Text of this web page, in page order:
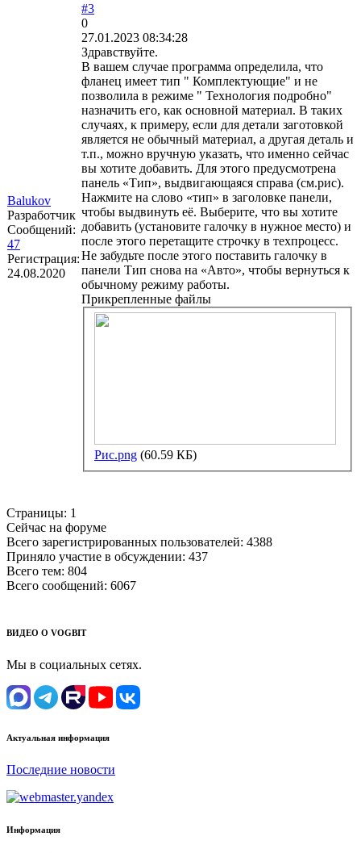
Balukov
Разработчик
Сообщений:
47
Регистрация:
24.08.2020
#3
0
27.01.2023 08:34:28
Здравствуйте.
В вашем случае программа определила, что
фланец имеет тип " Комплектующие" и не
позволила в режиме " Технология подробно"
назначить его, как основной материал. В таких
случаях, к примеру, если для детали заготовкой
является не обычный материал, а другая деталь и
т.п., можно вручную указать, что именно сейчас
вы хотите добавить. Для этого предусмотрена
панель «Тип», выдвигающаяся справа (см.рис).
Нажмите на слово «тип» в заголовке панели,
чтобы выдвинуть её. Выберите, что вы хотите
добавить (установите галочку в нужное место) и
после этого перетащите строчку в техпроцесс.
Не забудьте после этого поставить галочку в
панели Тип снова на «Авто», чтобы вернуться к
обычному режиму работы.
Прикрепленные файлы
Рис.png (60.59 КБ)
Страницы: 1
Сейчас на форуме
Всего зарегистрированных пользователей: 4388
Приняло участие в обсуждении: 437
Всего тем: 804
Всего сообщений: 6067
ВИДЕО О VOGBIT
Мы в социальных сетях.
Актуальная информация
Последние новости
Информация